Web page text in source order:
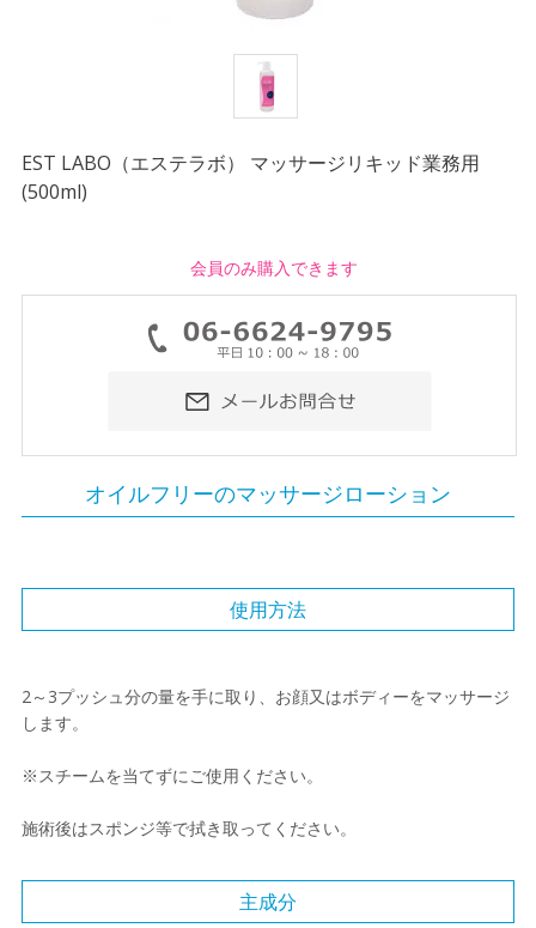
EST LABO（エステラボ） マッサージリキッド業務用
(500ml)
会員のみ購入できます
オイルフリーのマッサージローション
使用方法
2～3プッシュ分の量を手に取り、お顔又はボディーをマッサージ
します。
※スチームを当てずにご使用ください。
施術後はスポンジ等で拭き取ってください。
主成分